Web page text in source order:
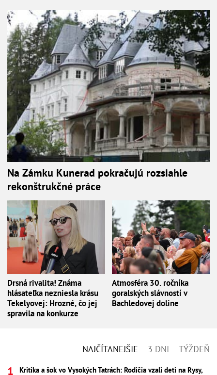
Na Zámku Kunerad pokračujú rozsiahle
rekonštrukčné práce
Drsná rivalita! Známa
hlásateľka nezniesla krásu
Tekelyovej: Hrozné, čo jej
spravila na konkurze
Atmosféra 30. ročníka
goralských slávností v
Bachledovej doline
NAJČÍTANEJŠIE 3 DNI TÝŽDEŇ
Kritika a šok vo Vysokých Tatrách: Rodičia vzali deti na Rysy,